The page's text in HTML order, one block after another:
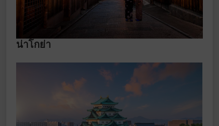
น่าโกย่า